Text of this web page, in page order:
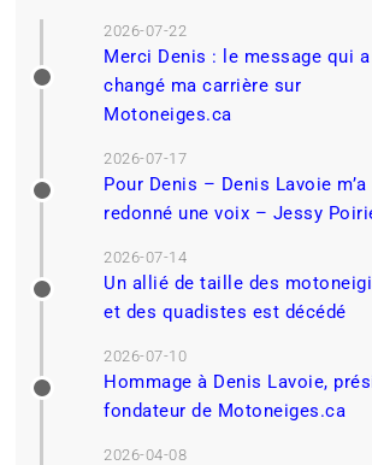
Motoneiges
Essai du Summit X 2027 : la référence Ski-
choix automatique?
Jessy Poirier 2026-03-02